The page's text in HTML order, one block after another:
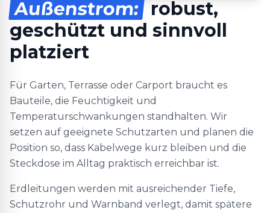
Außenstrom: robust,
geschützt und sinnvoll
platziert
Für Garten, Terrasse oder Carport braucht es
Bauteile, die Feuchtigkeit und
Temperaturschwankungen standhalten. Wir
setzen auf geeignete Schutzarten und planen die
Position so, dass Kabelwege kurz bleiben und die
Steckdose im Alltag praktisch erreichbar ist.
Erdleitungen werden mit ausreichender Tiefe,
Schutzrohr und Warnband verlegt, damit spätere